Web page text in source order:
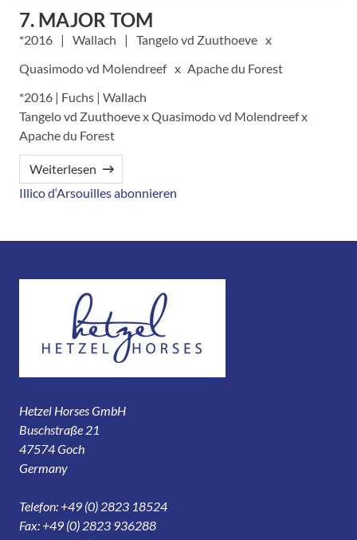
7. MAJOR TOM
2016 Wallach
Tangelo vd Zuuthoeve
Quasimodo vd Molendreef
Apache du Forest
*2016 | Fuchs | Wallach
Tangelo vd Zuuthoeve x Quasimodo vd Molendreef x
Apache du Forest
Weiterlesen
Illico d‘Arsouilles abonnieren
Hetzel Horses GmbH
Buschstraße 21
47574 Goch
Germany
Telefon: +49 (0) 2823 18524
Fax: +49 (0) 2823 936288